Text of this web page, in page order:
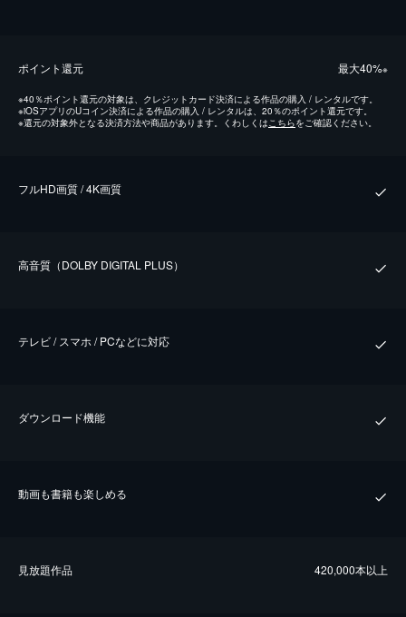
ポイント還元 最⼤40%※
※40％ポイント還元の対象は、クレジットカード決済による作品の購入 / レンタルです。
※iOSアプリのUコイン決済による作品の購入 / レンタルは、20％のポイント還元です。
※還元の対象外となる決済方法や商品があります。くわしくはこちらをご確認ください。
フルHD画質 / 4K画質
⾼⾳質（DOLBY DIGITAL PLUS）
テレビ / スマホ / PCなどに対応
ダウンロード機能
動画も書籍も楽しめる
⾒放題作品 420,000本以上